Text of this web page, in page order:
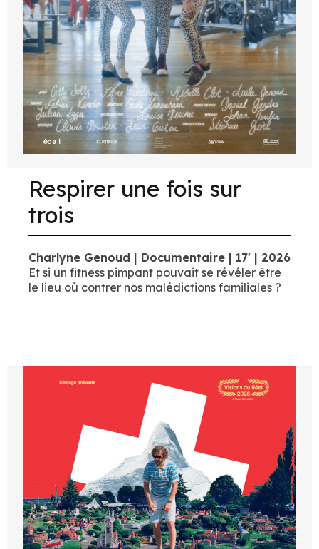
Respirer une fois sur
trois
Charlyne Genoud | Documentaire | 17' | 2026
Et si un fitness pimpant pouvait se révéler être
le lieu où contrer nos malédictions familiales ?